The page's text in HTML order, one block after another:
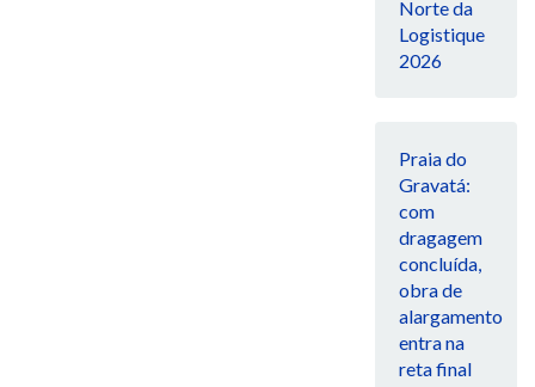
Norte da
Logistique
2026
Praia do
Gravatá:
com
dragagem
concluída,
obra de
alargamento
entra na
reta final